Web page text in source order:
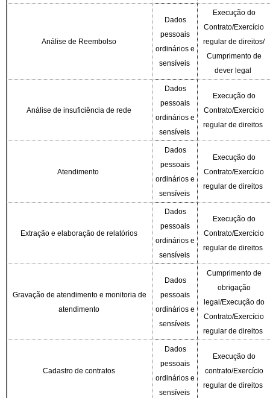
Análise de Reembolso
Dados
pessoais
ordinários e
sensíveis
Execução do
Contrato/Exercício
regular de direitos/
Cumprimento de
dever legal
Análise de insuficiência de rede
Dados
pessoais
ordinários e
sensíveis
Execução do
Contrato/Exercício
regular de direitos
Atendimento
Dados
pessoais
ordinários e
sensíveis
Execução do
Contrato/Exercício
regular de direitos
Extração e elaboração de relatórios
Dados
pessoais
ordinários e
sensíveis
Execução do
Contrato/Exercício
regular de direitos
Gravação de atendimento e monitoria de
atendimento
Dados
pessoais
ordinários e
sensíveis
Cumprimento de
obrigação
legal/Execução do
Contrato/Exercício
regular de direitos
Cadastro de contratos
Dados
pessoais
ordinários e
sensíveis
Execução do
contrato/Exercício
regular de direitos